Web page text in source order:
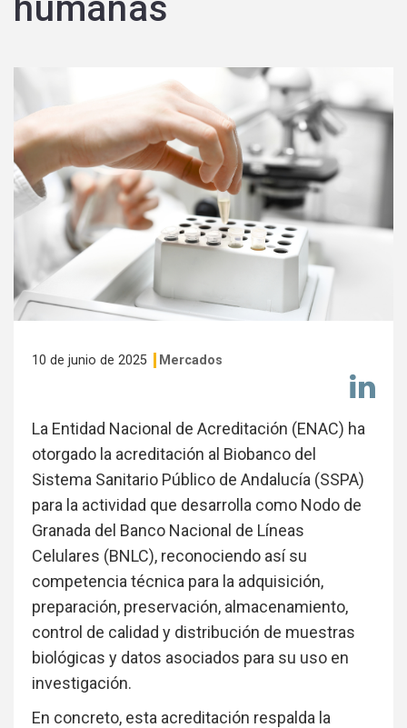
humanas
10 de junio de 2025 Mercados
en
La Entidad Nacional de Acreditación (ENAC) ha
otorgado la acreditación al Biobanco del
Sistema Sanitario Público de Andalucía (SSPA)
para la actividad que desarrolla como Nodo de
Granada del Banco Nacional de Líneas
Celulares (BNLC), reconociendo así su
competencia técnica para la adquisición,
preparación, preservación, almacenamiento,
control de calidad y distribución de muestras
biológicas y datos asociados para su uso en
investigación.
En concreto, esta acreditación respalda la